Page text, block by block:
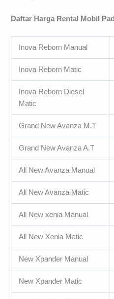
Daftar Harga Rental Mobil
Inova Reborn Manual
Inova Reborn Matic
Inova Reborn Diesel
Matic
Grand New Avanza M.T
Grand New Avanza A.T
All New Avanza Manual
All New Avanza Matic
All New xenia Manual
All New Xenia Matic
New Xpander Manual
New Xpander Matic